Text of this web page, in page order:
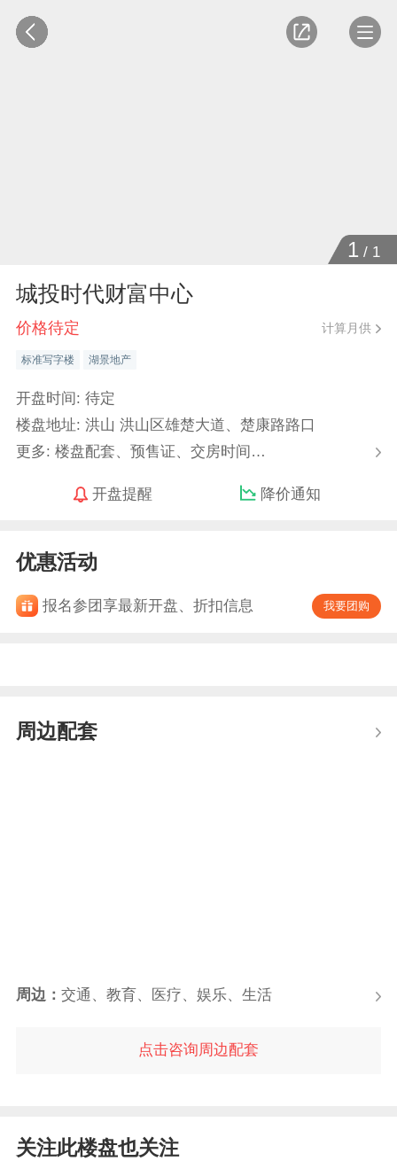
1 / 1
城投时代财富中心
价格待定 计算月供
标准写字楼 湖景地产
开盘时间: 待定
楼盘地址: 洪山 洪山区雄楚大道、楚康路路口
更多: 楼盘配套、预售证、交房时间…
开盘提醒 降价通知
优惠活动
报名参团享最新开盘、折扣信息 我要团购
周边配套
周边： 交通、教育、医疗、娱乐、生活
点击咨询周边配套
关注此楼盘也关注